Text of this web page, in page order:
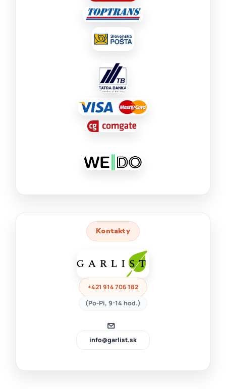
Kontakty
+421 914 706 182
(Po-Pi, 9-14 hod.)
info@garlist.sk